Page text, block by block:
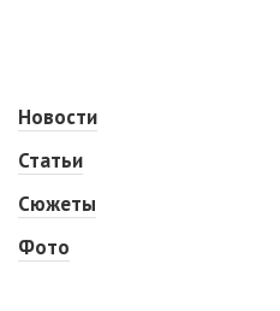
Новости
Статьи
Сюжеты
Фото